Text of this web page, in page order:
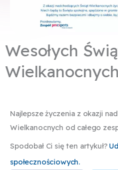
Wesołych
Najlepsze życzenia z okazji
Wielkanocnych od całego
Spodobał Ci się ten artykuł?
społecznościowych.